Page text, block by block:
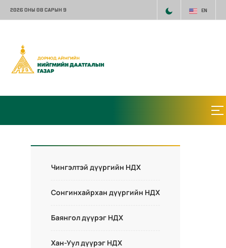
2026 ОНЫ 08 САРЫН 9 EN
Чингэлтэй дүүргийн НДХ
Сонгинхайрхан дүүргийн НДХ
Баянгол дүүрэг НДХ
Хан-Уул дүүрэг НДХ